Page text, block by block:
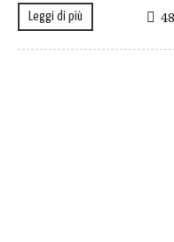
Leggi di più